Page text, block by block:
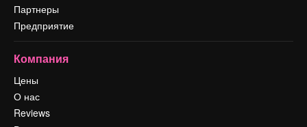
Партнеры
Предприятие
Компания
Цены
О нас
Reviews